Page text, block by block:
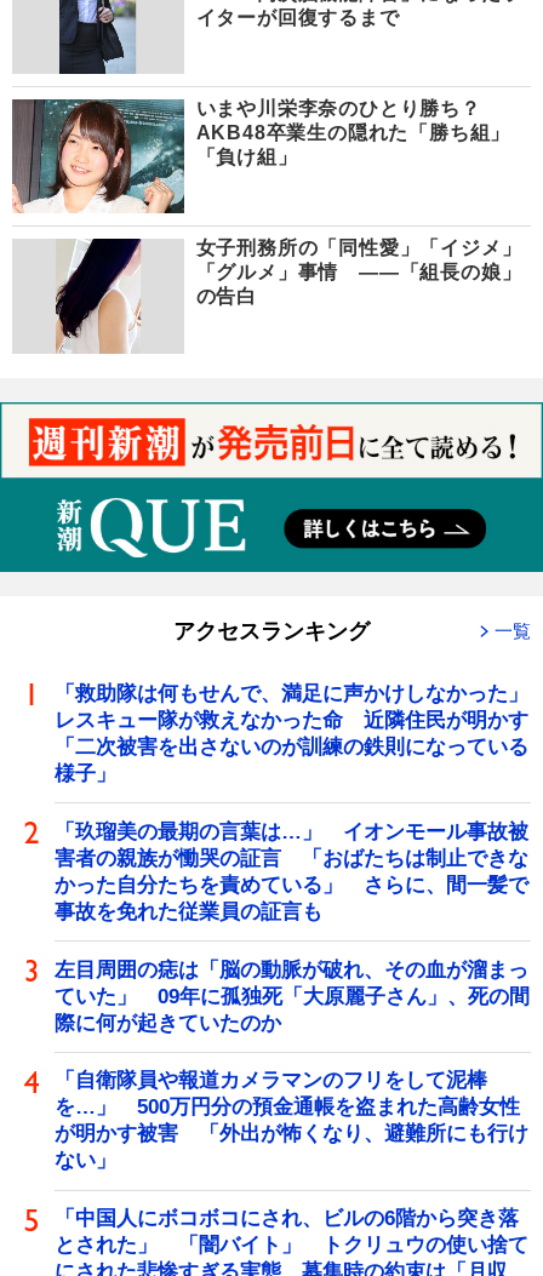
イターが回復するまで
いまや川栄李奈のひとり勝ち？
AKB48卒業生の隠れた「勝ち組」
「負け組」
女子刑務所の「同性愛」「イジメ」
「グルメ」事情 ――「組長の娘」
の告白
アクセスランキング 一覧
「救助隊は何もせんで、満足に声かけしなかった」
レスキュー隊が救えなかった命 近隣住民が明かす
「二次被害を出さないのが訓練の鉄則になっている
様子」
「玖瑠美の最期の言葉は…」 イオンモール事故被
害者の親族が慟哭の証言 「おばたちは制止できな
かった自分たちを責めている」 さらに、間一髪で
事故を免れた従業員の証言も
左目周囲の痣は「脳の動脈が破れ、その血が溜まっ
ていた」 09年に孤独死「大原麗子さん」、死の間
際に何が起きていたのか
「自衛隊員や報道カメラマンのフリをして泥棒
を…」 500万円分の預金通帳を盗まれた高齢女性
が明かす被害 「外出が怖くなり、避難所にも行け
ない」
「中国人にボコボコにされ、ビルの6階から突き落
とされた」 「闇バイト」 トクリュウの使い捨て